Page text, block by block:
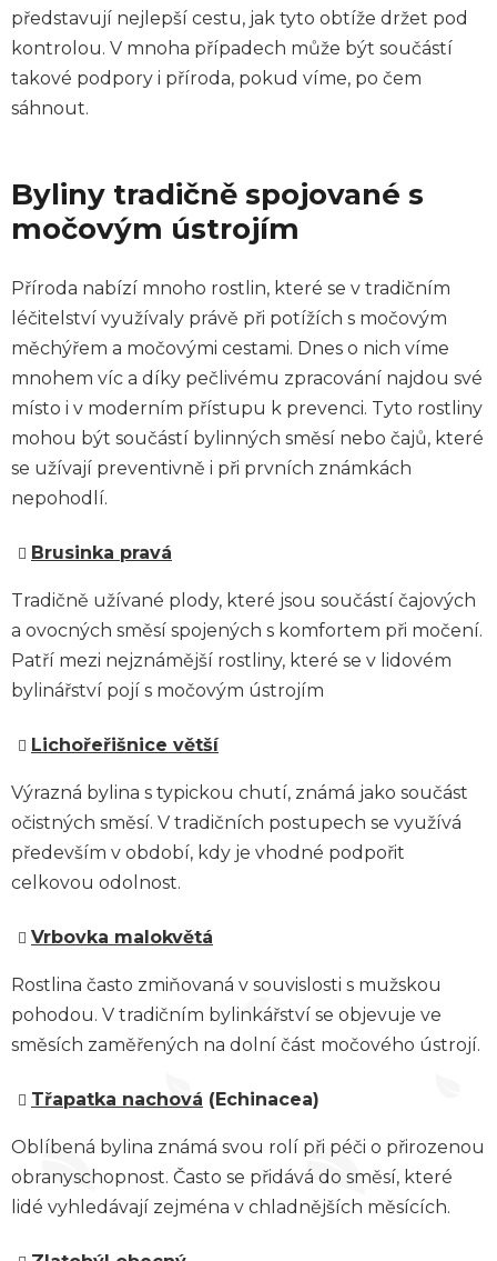
představují nejlepší cestu, jak tyto obtíže držet pod
kontrolou. V mnoha případech může být součástí
takové podpory i příroda, pokud víme, po čem
sáhnout.
Byliny tradičně spojované s
močovým ústrojím
Příroda nabízí mnoho rostlin, které se v tradičním
léčitelství využívaly právě při potížích s močovým
měchýřem a močovými cestami. Dnes o nich víme
mnohem víc a díky pečlivému zpracování najdou své
místo i v moderním přístupu k prevenci. Tyto rostliny
mohou být součástí bylinných směsí nebo čajů, které
se užívají preventivně i při prvních známkách
nepohodlí.
Brusinka pravá
Tradičně užívané plody, které jsou součástí čajových
a ovocných směsí spojených s komfortem při močení.
Patří mezi nejznámější rostliny, které se v lidovém
bylinářství pojí s močovým ústrojím
Lichořeřišnice větší
Výrazná bylina s typickou chutí, známá jako součást
očistných směsí. V tradičních postupech se využívá
především v období, kdy je vhodné podpořit
celkovou odolnost.
Vrbovka malokvětá
Rostlina často zmiňovaná v souvislosti s mužskou
pohodou. V tradičním bylinkářství se objevuje ve
směsích zaměřených na dolní část močového ústrojí.
Třapatka nachová (Echinacea)
Oblíbená bylina známá svou rolí při péči o přirozenou
obranyschopnost. Často se přidává do směsí, které
lidé vyhledávají zejména v chladnějších měsících.